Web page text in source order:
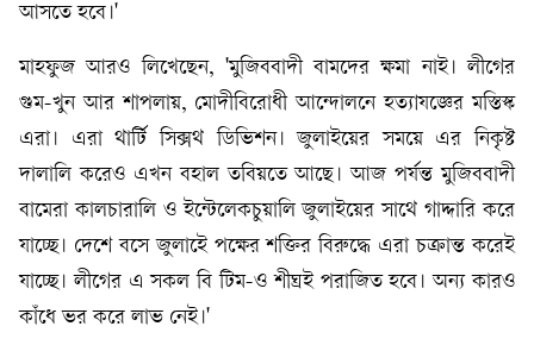
আসতে হবে।'
মাহফুজ আরও লিখেছেন, 'মুজিববাদী বামদের ক্ষমা নাই। লীগের
গুম-খুন আর শাপলায়, মোদীবিরোধী আন্দোলনে হত্যাযজ্ঞের মস্তিস্ক
এরা। এরা থার্টি সিক্সথ ডিভিশন। জুলাইয়ের সময়ে এর নিকৃষ্ট
দালালি করেও এখন বহাল তবিয়তে আছে। আজ পর্যন্ত মুজিববাদী
বামেরা কালচারালি ও ইন্টেলেকচুয়ালি জুলাইয়ের সাথে গাদ্দারি করে
যাচ্ছে। দেশে বসে জুলাইে পক্ষের শক্তির বিরুদ্ধে এরা চক্রান্ত করেই
যাচ্ছে। লীগের এ সকল বি টিম-ও শীঘ্রই পরাজিত হবে। অন্য কারও
কাঁধে ভর করে লাভ নেই।'